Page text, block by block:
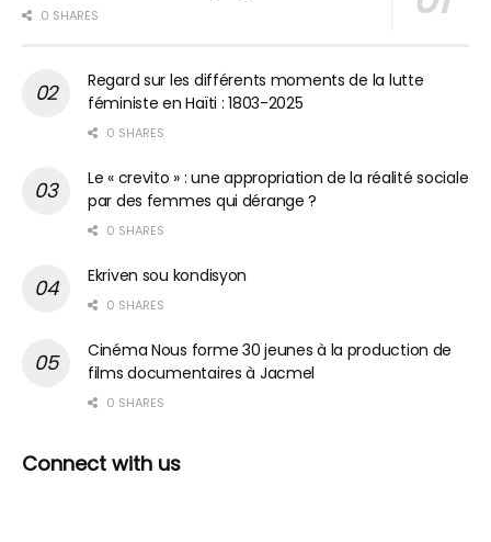
0 SHARES
Regard sur les différents moments de la lutte
féministe en Haïti : 1803-2025
0 SHARES
Le « crevito » : une appropriation de la réalité sociale
par des femmes qui dérange ?
0 SHARES
Ekriven sou kondisyon
0 SHARES
Cinéma Nous forme 30 jeunes à la production de
films documentaires à Jacmel
0 SHARES
Connect with us